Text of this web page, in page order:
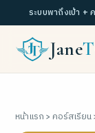
ระบบพาถึงเป้า +
Jane
หน้าแรก › คอร์สเรียน